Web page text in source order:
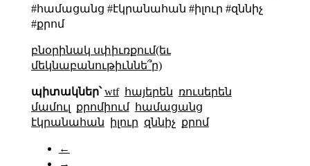
#համացանց #էկրանահան #իլուր #զննիչ
#քրոմ
բնօրինակ սփիւռքում(եւ
մեկնաբանութիւննե՞ր)
պիտակներ՝ wtf հայերեն ռուսերեն
մամուլ քրոմիում
համացանց
էկրանահան
իլուր զննիչ քրոմ
←
→